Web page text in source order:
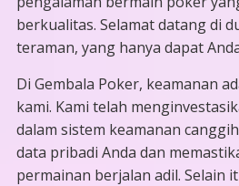
berkualitas. Selamat datang di
teraman, yang hanya dapat
Di Gembala Poker, keamanan
kami. Kami telah
dalam sistem keamanan
data pribadi Anda dan
permainan berjalan adil. Selain